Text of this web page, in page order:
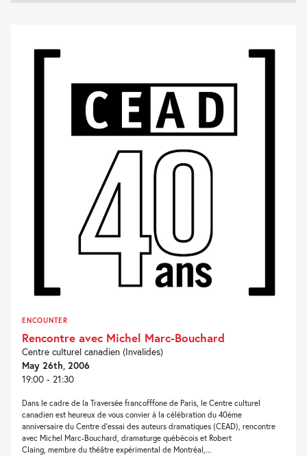
ENCOUNTER
Rencontre avec Michel Marc-Bouchard
Centre culturel canadien (Invalides)
May 26th, 2006
19:00 - 21:30
Dans le cadre de la Traversée francofffone de Paris, le Centre culturel
canadien est heureux de vous convier à la célébration du 40ème
anniversaire du Centre d’essai des auteurs dramatiques (CEAD), rencontre
avec Michel Marc-Bouchard, dramaturge québécois et Robert
Claing, membre du théâtre expérimental de Montréal,...